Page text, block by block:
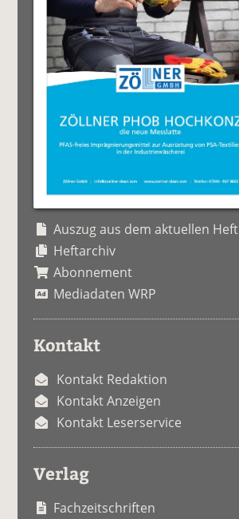
Auszug aus dem aktuellen Heft
Heftarchiv
Abonnement
Mediadaten WRP
Kontakt
Kontakt Redaktion
Kontakt Anzeigen
Kontakt Leserservice
Verlag
Fachzeitschriften